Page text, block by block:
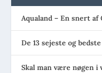
Aqualand – En snert af
De 13 sejeste og
Skal man være nøgen i